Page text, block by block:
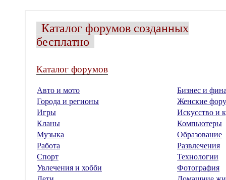
Каталог форумов созданных
бесплатно
Каталог форумов
Авто и мото
Бизнес и
Города и регионы
Женские
Игры
Искусство и
Кланы
Компьютеры
Музыка
Образование
Работа
Развлечения
Спорт
Технологии
Увлечения и хобби
Фотография